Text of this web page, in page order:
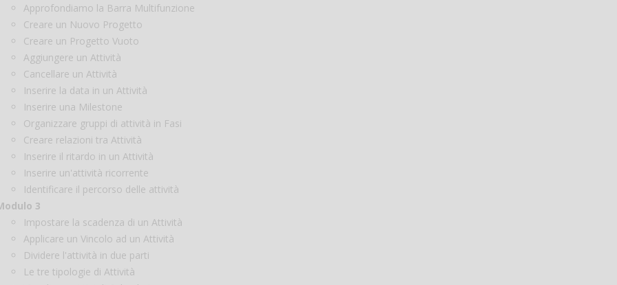
Approfondiamo la Barra Multifunzione
Creare un Nuovo Progetto
Creare un Progetto Vuoto
Aggiungere un Attività
Cancellare un Attività
Inserire la data in un Attività
Inserire una Milestone
Organizzare gruppi di attività in Fasi
Creare relazioni tra Attività
Inserire il ritardo in un Attività
Inserire un'attività ricorrente
Identificare il percorso delle attività
3
Impostare la scadenza di un Attività
Applicare un Vincolo ad un Attività
Dividere l'attività in due parti
Le tre tipologie di Attività